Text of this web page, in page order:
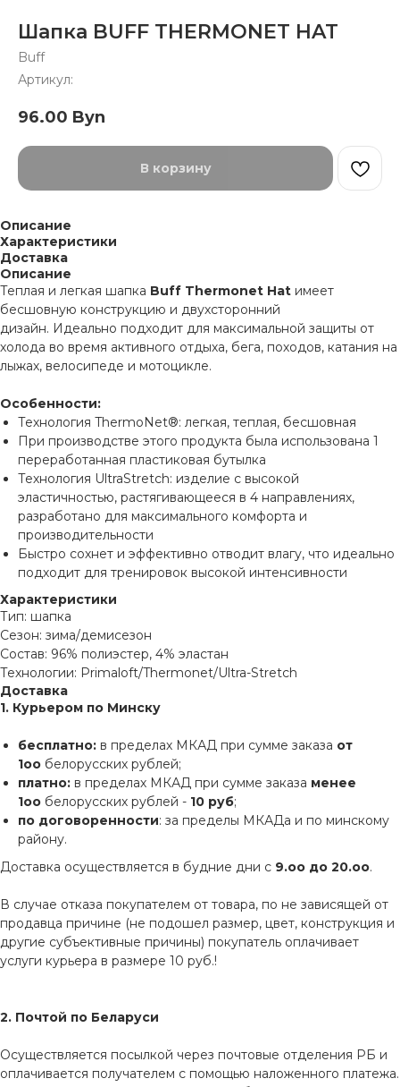
Шапка BUFF THERMONET HAT
Buff
Артикул:
96.00 Byn
В корзину
Описание
Характеристики
Доставка
Описание
Теплая и легкая шапка Buff Thermonet Hat имеет
бесшовную конструкцию и двухсторонний
дизайн. Идеально подходит для максимальной защиты от
холода во время активного отдыха, бега, походов, катания на
лыжах, велосипеде и мотоцикле.
Особенности:
Технология ThermoNet®: легкая, теплая, бесшовная
При производстве этого продукта была использована 1
переработанная пластиковая бутылка
Технология UltraStretch: изделие с высокой
эластичностью, растягивающееся в 4 направлениях,
разработано для максимального комфорта и
производительности
Быстро сохнет и эффективно отводит влагу, что идеально
подходит для тренировок высокой интенсивности
Характеристики
Тип: шапка
Сезон: зима/демисезон
Состав: 96% полиэстер, 4% эластан
Технологии: Primaloft/Thermonet/Ultra-Stretch
Доставка
1. Курьером по Минску
бесплатно: в пределах МКАД при сумме заказа от
1оо белорусских рублей;
платно: в пределах МКАД при сумме заказа менее
1оо белорусских рублей - 10 руб;
по договоренности: за пределы МКАДа и по минскому
району.
Доставка осуществляется в будние дни с 9.оо до 20.оо.
В случае отказа покупателем от товара, по не зависящей от
продавца причине (не подошел размер, цвет, конструкция и
другие субъективные причины) покупатель оплачивает
услуги курьера в размере 10 руб.!
2. Почтой по Беларуси
Осуществляется посылкой через почтовые отделения РБ и
оплачивается получателем с помощью наложенного платежа.